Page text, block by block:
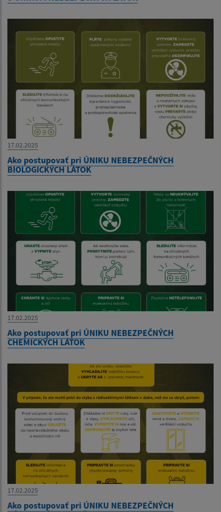
17.02.2025
Ako postupovať pri ÚNIKU NEBEZPEČNÝCH
BIOLOGICKÝCH LÁTOK
17.02.2025
Ako postupovať pri ÚNIKU NEBEZPEČNÝCH
CHEMICKÝCH LÁTOK
17.02.2025
Ako postupovať pri ÚNIKU NEBEZPEČNÝCH